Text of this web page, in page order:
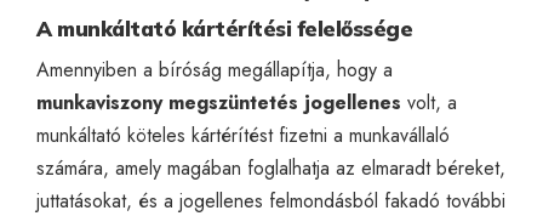
A munkáltató kártérítési felelőssége
Amennyiben a bíróság megállapítja, hogy a
munkaviszony megszüntetés jogellenes volt, a
munkáltató köteles kártérítést fizetni a munkavállaló
számára, amely magában foglalhatja az elmaradt béreket,
juttatásokat, és a jogellenes felmondásból fakadó további